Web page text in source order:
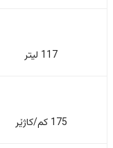
117 لیتر
175 کم/کاژێر